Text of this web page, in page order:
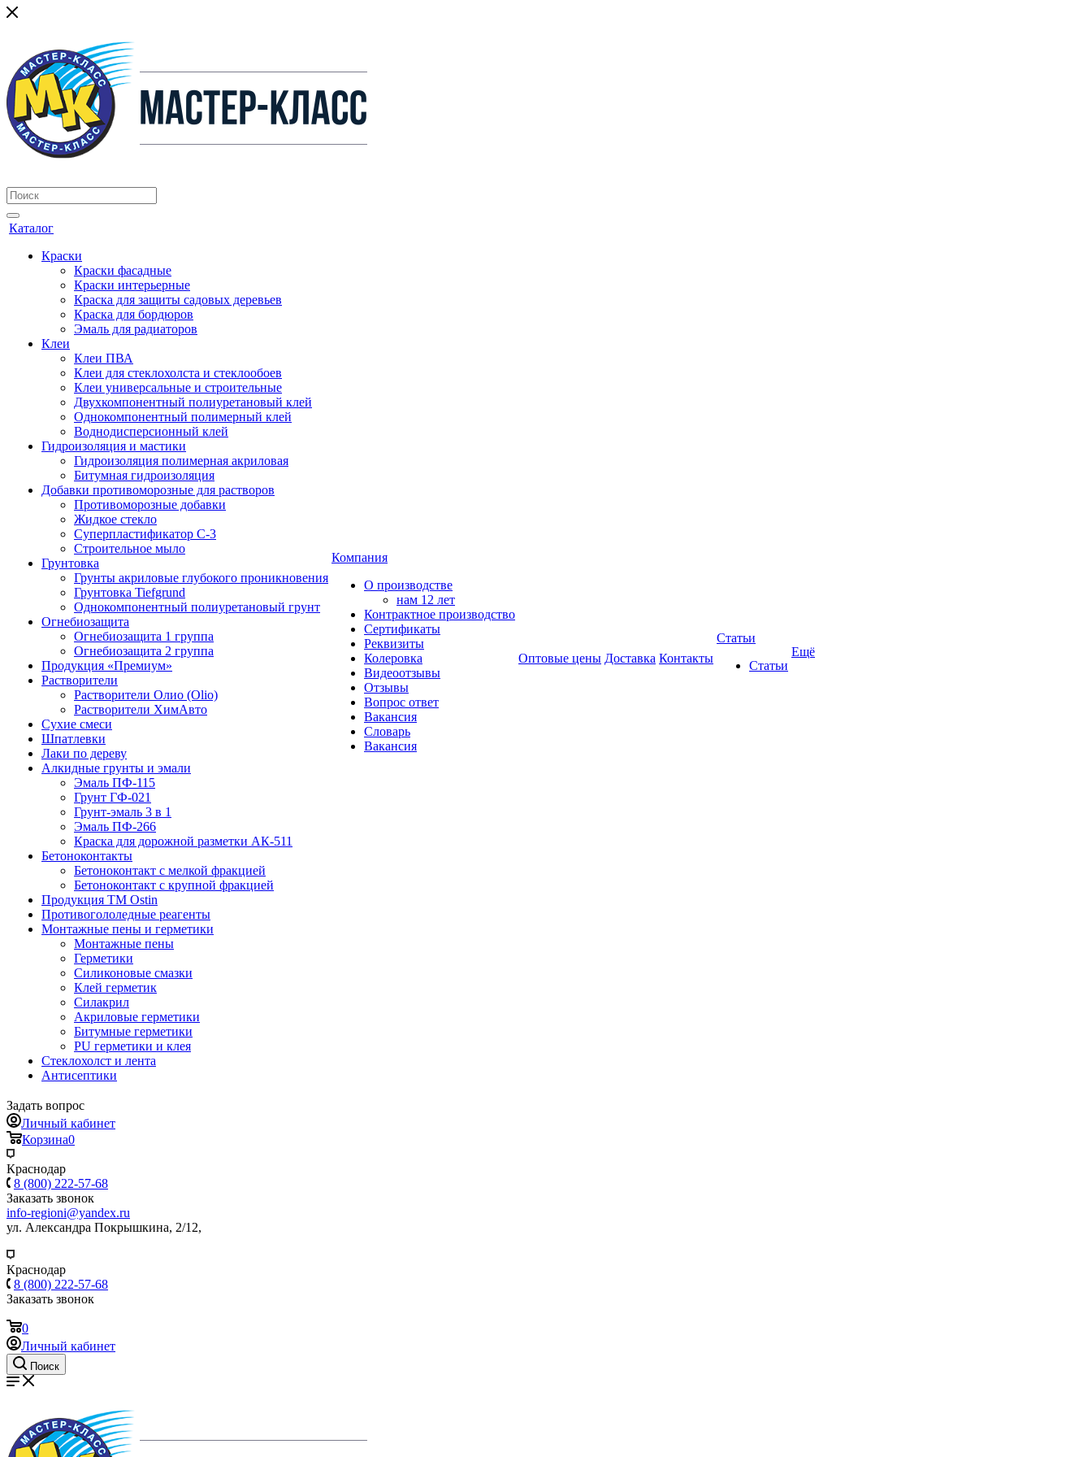
Каталог
Краски
Краски фасадные
Краски интерьерные
Краска для защиты садовых деревьев
⁠Краска для бордюров
Эмаль для радиаторов
Клеи
Клеи ПВА
Клеи для стеклохолста и стеклообоев
Клеи универсальные и строительные
Двухкомпонентный полиуретановый клей
Однокомпонентный полимерный клей
Воднодисперсионный клей
Гидроизоляция и мастики
Гидроизоляция полимерная акриловая
Битумная гидроизоляция
Добавки противоморозные для растворов
Противоморозные добавки
Жидкое стекло
Суперпластификатор С-3
Строительное мыло
Грунтовка
Грунты акриловые глубокого проникновения
Грунтовка Tiefgrund
Однокомпонентный полиуретановый грунт
Огнебиозащита
Огнебиозащита 1 группа
Огнебиозащита 2 группа
Продукция «Премиум»
Растворители
Растворители Олио (Olio)
Растворители ХимАвто
Сухие смеси
Шпатлевки
Лаки по дереву
Алкидные грунты и эмали
Эмаль ПФ-115
Грунт ГФ-021
Грунт-эмаль 3 в 1
Эмаль ПФ-266
Краска для дорожной разметки АК-511
Бетоноконтакты
Бетоноконтакт с мелкой фракцией
Бетоноконтакт с крупной фракцией
Продукция ТМ Ostin
Противогололедные реагенты
Монтажные пены и герметики
Монтажные пены
Герметики
Силиконовые смазки
Клей герметик
Силакрил
Акриловые герметики
Битумные герметики
PU герметики и клея
Стеклохолст и лента
Антисептики
Компания
О производстве
нам 12 лет
Контрактное производство
Сертификаты
Реквизиты
Колеровка
Видеоотзывы
Отзывы
Вопрос ответ
Вакансия
Словарь
Вакансия
Оптовые цены Доставка Контакты
Статьи
Статьи
Ещё
Задать вопрос
Личный кабинет
Корзина0
Краснодар
8 (800) 222-57-68
Заказать звонок
info-regioni@yandex.ru
ул. Александра Покрышкина, 2/12,
Краснодар
8 (800) 222-57-68
Заказать звонок
0
Личный кабинет
Поиск